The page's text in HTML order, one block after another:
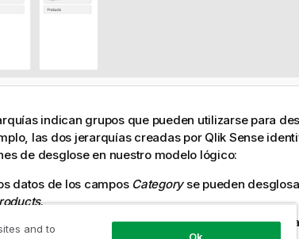
indican grupos que pueden utilizarse para
las dos jerarquías creadas por Qlik Sense
de desglose en nuestro modelo lógico:
datos de los campos Categoryse pueden
.
datos de los camposSuppliersse pueden
and to